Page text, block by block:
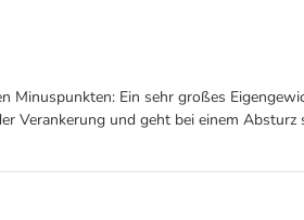
Minuspunkten: Ein sehr großes
Verankerung und geht bei einem